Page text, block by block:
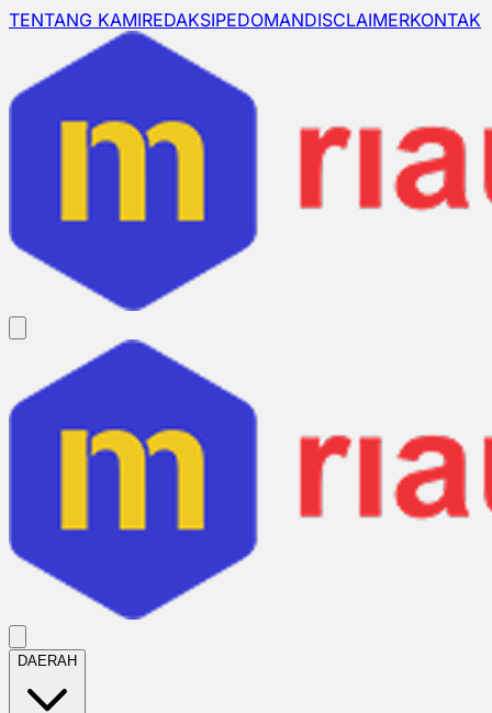
TENTANG KAMIREDAKSIPEDOMANDISCLAIMERKONTAK
DAERAH